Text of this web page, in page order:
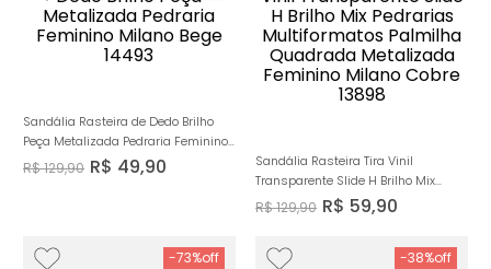
Sandália Rasteira de Dedo Brilho
Peça Metalizada Pedraria Feminino
Milano Bege 14493
R$129,90 R$ 49,90
Sandália Rasteira Tira Vinil
Transparente Slide H Brilho Mix
Pedrarias Multiformatos Palmilha
Quadrada Metalizada Feminino
R$129,90 R$ 59,90
-73% -38%